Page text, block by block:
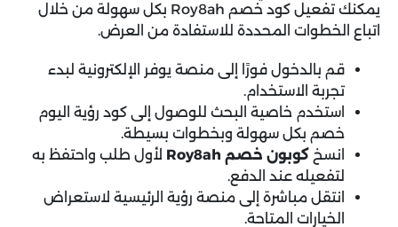
يمكنك تفعيل كود خصم Roy8ah بكل سهولة من خلال
اتباع الخطوات المحددة للاستفادة من العرض.
قم بالدخول فورًا إلى منصة يوفر الإلكترونية لبدء
تجربة الاستخدام.
استخدم خاصية البحث للوصول إلى كود رؤية اليوم
خصم بكل سهولة وبخطوات بسيطة.
انسخ كوبون خصم Roy8ah
لأول طلب واحتفظ به
لتفعيله عند الدفع.
انتقل مباشرة إلى منصة رؤية الرئيسية لاستعراض
الخيارات المتاحة.